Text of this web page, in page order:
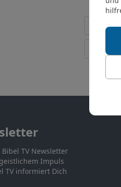
TV Newsletter
Impuls
TV informiert Dich